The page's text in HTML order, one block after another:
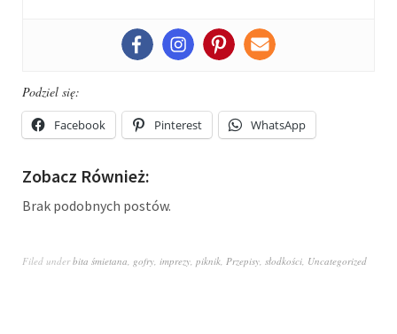
Podziel się:
Facebook Pinterest WhatsApp
Zobacz Również:
Brak podobnych postów.
Filed underbita śmietana, gofry, imprezy, piknik, Przepisy, słodkości, Uncategorized